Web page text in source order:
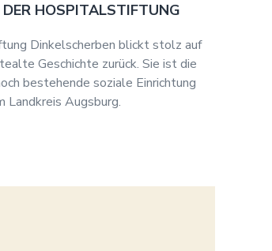
DER HOSPITALSTIFTUNG
Dinkelscherben blickt stolz auf
Geschichte zurück. Sie ist die
bestehende soziale Einrichtung
Landkreis Augsburg.